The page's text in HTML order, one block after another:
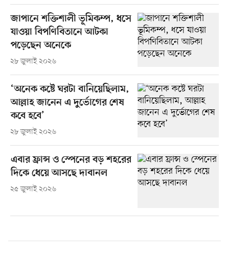
জাপানে শক্তিশালী ভূমিকম্প, ধসে
যাওয়া বিপণিবিতানে আটকা
পড়েছেন অনেকে
২৮ জুলাই ২০২৬
‘অনেক কষ্টে ঘরটা বানিয়েছিলাম,
আল্লাহ জানেন এ দুর্ভোগের শেষ
কবে হবে’
২৮ জুলাই ২০২৬
এবার ফ্রান্স ও স্পেনের বড় শহরের
দিকে ধেয়ে আসছে দাবানল
২৫ জুলাই ২০২৬